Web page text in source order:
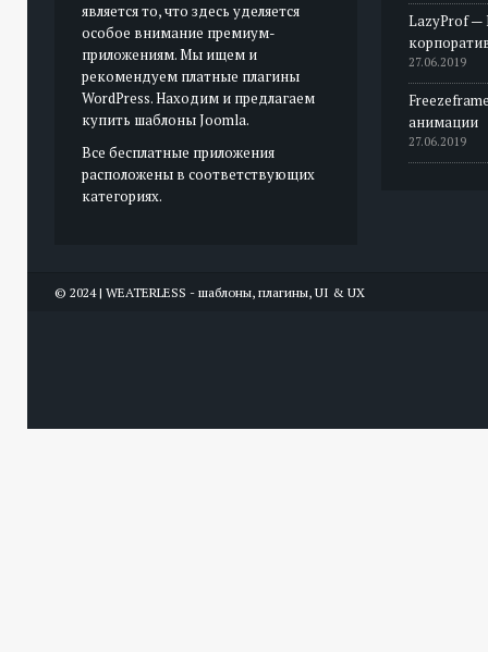
является то, что здесь уделяется
особое внимание премиум-
приложениям. Мы ищем и
рекомендуем платные плагины
WordPress. Находим и предлагаем
купить шаблоны Joomla.
Все бесплатные приложения
расположены в соответствующих
категориях.
LazyProf —
27.06.2019
анимации
27.06.2019
© 2024 | WEATERLESS - шаблоны, плагины, UI & UX